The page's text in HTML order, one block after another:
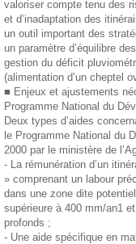
valoriser compte tenu des
et d’inadaptation des
un outil important des
un paramètre d’équilibre
gestion du déficit
(alimentation d’un cheptel
■ Enjeux et ajustements
Programme National du
Deux types d’aides
le Programme National du
2000 par le ministère de
- La rémunération d’un
» comprenant un labour
dans une zone dite
supérieure à 400 mm/an1
profonds ;
- Une aide spécifique en